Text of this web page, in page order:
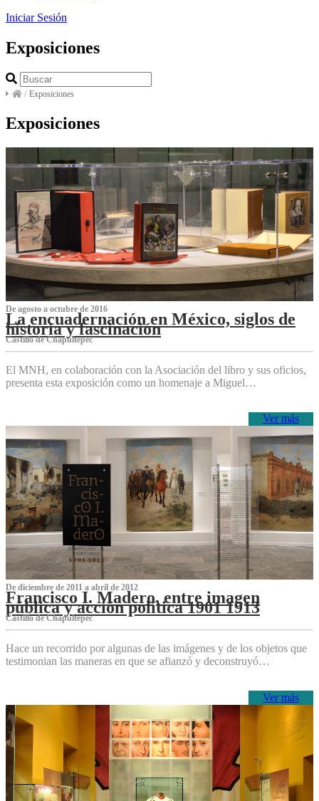
Iniciar Sesión
Exposiciones
/ Exposiciones
Exposiciones
De agosto a octubre de 2016
La encuadernación en México, siglos de
historia y fascinación
Castillo de Chapultepec
El MNH, en colaboración con la Asociación del libro y sus oficios,
presenta esta exposición como un homenaje a Miguel…
Ver más
De diciembre de 2011 a abril de 2012
Francisco I. Madero, entre imagen
pública y acción política 1901 1913
Castillo de Chapultepec
Hace un recorrido por algunas de las imágenes y de los objetos que
testimonian las maneras en que se afianzó y deconstruyó…
Ver más